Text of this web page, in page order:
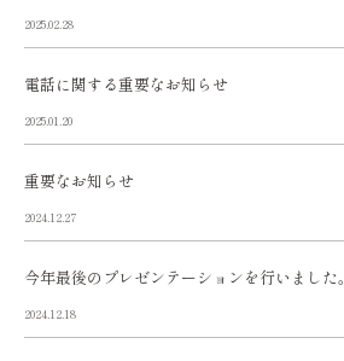
2025.02.28
電話に関する重要なお知らせ
2025.01.20
重要なお知らせ
2024.12.27
今年最後のプレゼンテーションを行いました。
2024.12.18